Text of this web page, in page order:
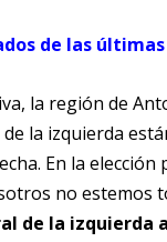
de las
la región de
la izquierda
En la
no estemos
de la izquierda